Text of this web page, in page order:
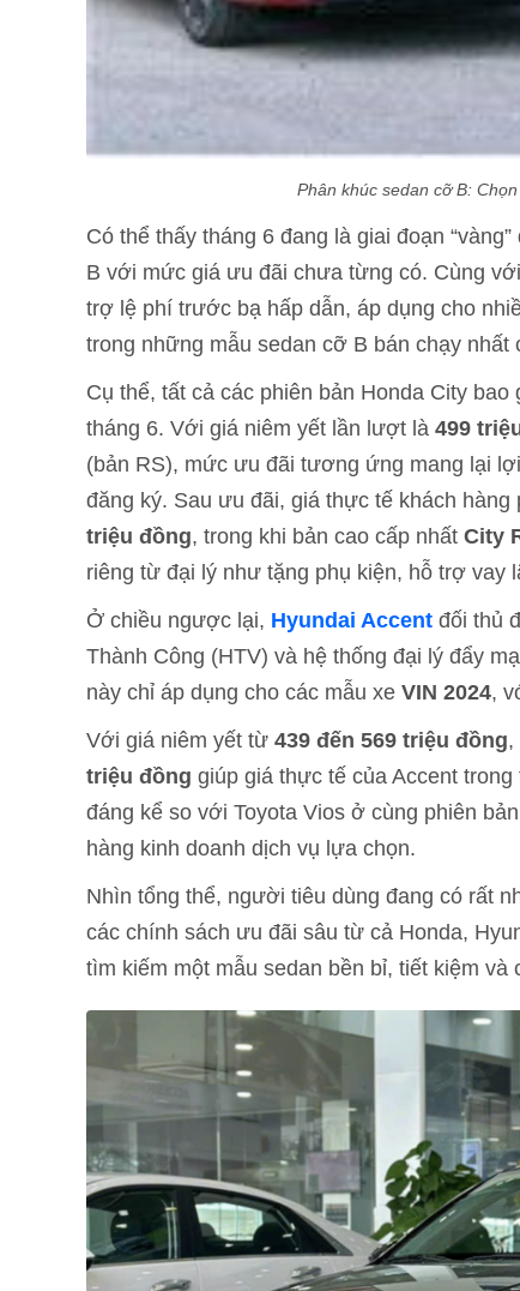
Phân khúc sedan cỡ B:
Có thể thấy tháng 6 đang là giai đoạn
B với mức giá ưu đãi chưa từng có. Cùng
trợ lệ phí trước bạ hấp dẫn, áp dụng cho
trong những mẫu sedan cỡ B bán chạy nhất
Cụ thể, tất cả các phiên bản Honda City bao
tháng 6. Với giá niêm yết lần lượt là 499
(bản RS), mức ưu đãi tương ứng mang lại
đăng ký. Sau ưu đãi, giá thực tế khách hàng
triệu đồng, trong khi bản cao cấp nhất City
riêng từ đại lý như tặng phụ kiện, hỗ trợ vay
Ở chiều ngược lại, Hyundai Accent đối thủ
Thành Công (HTV) và hệ thống đại lý đẩy
này chỉ áp dụng cho các mẫu xe VIN 2024,
Với giá niêm yết từ 439 đến 569 triệu đồng,
triệu đồng giúp giá thực tế của Accent
đáng kể so với Toyota Vios ở cùng phiên
hàng kinh doanh dịch vụ lựa chọn.
Nhìn tổng thể, người tiêu dùng đang có rất
các chính sách ưu đãi sâu từ cả Honda,
tìm kiếm một mẫu sedan bền bỉ, tiết kiệm và